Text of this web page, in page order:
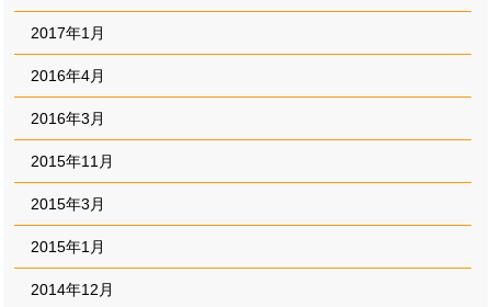
2017年1月
2016年4月
2016年3月
2015年11月
2015年3月
2015年1月
2014年12月